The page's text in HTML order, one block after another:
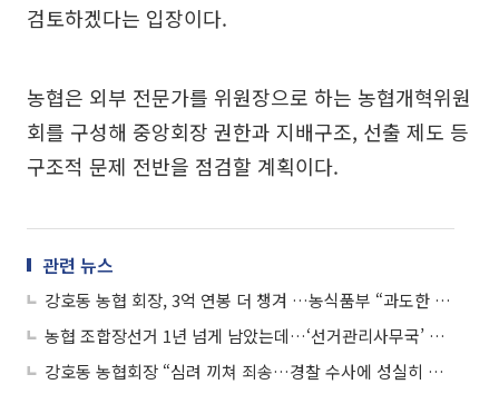
검토하겠다는 입장이다.
농협은 외부 전문가를 위원장으로 하는 농협개혁위원
회를 구성해 중앙회장 권한과 지배구조, 선출 제도 등
구조적 문제 전반을 점검할 계획이다.
관련 뉴스
강호동 농협 회장, 3억 연봉 더 챙겨 …농식품부 “과도한 특혜”
농협 조합장선거 1년 넘게 남았는데…‘선거관리사무국’ 조기 가동 이유는
강호동 농협회장 “심려 끼쳐 죄송…경찰 수사에 성실히 임하겠다”